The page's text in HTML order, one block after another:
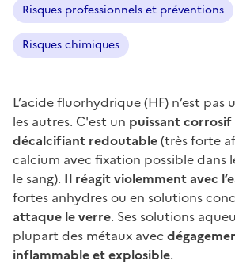
Risques professionnels et préventions
Risques chimiques
L’acide fluorhydrique (HF) n’est pas
les autres. C'est un puissant corrosif
décalcifiant redoutable(très forte
calcium avec fixation possible dans
le sang). Il réagit violemment avec
fortes anhydres ou en solutions
attaque le verre. Ses solutions
plupart des métaux avec
inflammable et explosible.